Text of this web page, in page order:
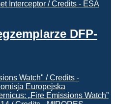
DFP-
„Fire Emissions Watch”